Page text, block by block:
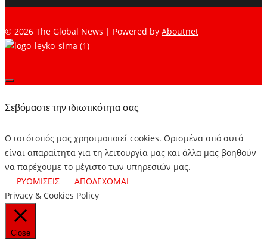
© 2026 The Global News | Powered by Aboutnet
Σεβόμαστε την ιδιωτικότητα σας
Ο ιστότοπός μας χρησιμοποιεί cookies. Ορισμένα από αυτά
είναι απαραίτητα για τη λειτουργία μας και άλλα μας βοηθούν
να παρέχουμε το μέγιστο των υπηρεσιών μας.
ΡΥΘΜΙΣΕΙΣ
ΑΠΟΔΕΧΟΜΑΙ
Privacy & Cookies Policy
Close